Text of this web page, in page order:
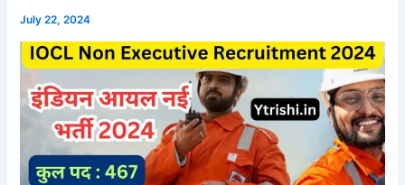
July 22, 2024